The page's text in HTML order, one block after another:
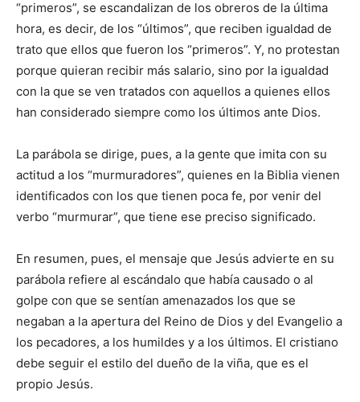
“primeros”, se escandalizan de los obreros de la última
hora, es decir, de los “últimos”, que reciben igualdad de
trato que ellos que fueron los “primeros”. Y, no protestan
porque quieran recibir más salario, sino por la igualdad
con la que se ven tratados con aquellos a quienes ellos
han considerado siempre como los últimos ante Dios.
La parábola se dirige, pues, a la gente que imita con su
actitud a los “murmuradores”, quienes en la Biblia vienen
identificados con los que tienen poca fe, por venir del
verbo “murmurar”, que tiene ese preciso significado.
En resumen, pues, el mensaje que Jesús advierte en su
parábola refiere al escándalo que había causado o al
golpe con que se sentían amenazados los que se
negaban a la apertura del Reino de Dios y del Evangelio a
los pecadores, a los humildes y a los últimos. El cristiano
debe seguir el estilo del dueño de la viña, que es el
propio Jesús.